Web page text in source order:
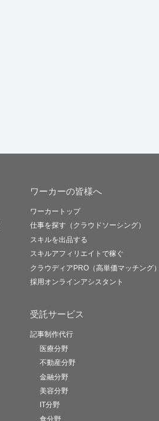
ワーカーの皆様へ
ワーカートップ
仕事を探す（クラウドソーシング）
スキルを出品する
スキルアフィリエイトで稼ぐ
クラウディアPRO（高単価マッチング）
採用オンラインアシスタント
受託サービス
記事制作代行
医療分野
不動産分野
金融分野
美容分野
IT分野
食分野